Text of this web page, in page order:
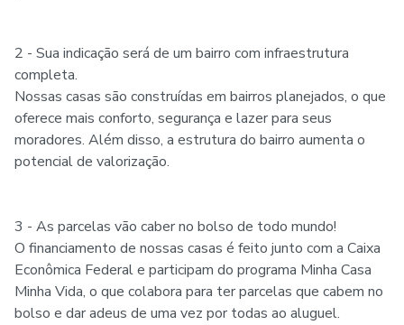
2 - Sua indicação será de um bairro com infraestrutura
completa.
Nossas casas são construídas em bairros planejados, o que
oferece mais conforto, segurança e lazer para seus
moradores. Além disso, a estrutura do bairro aumenta o
potencial de valorização.
3 - As parcelas vão caber no bolso de todo mundo!
O financiamento de nossas casas é feito junto com a Caixa
Econômica Federal e participam do programa Minha Casa
Minha Vida, o que colabora para ter parcelas que cabem no
bolso e dar adeus de uma vez por todas ao aluguel.